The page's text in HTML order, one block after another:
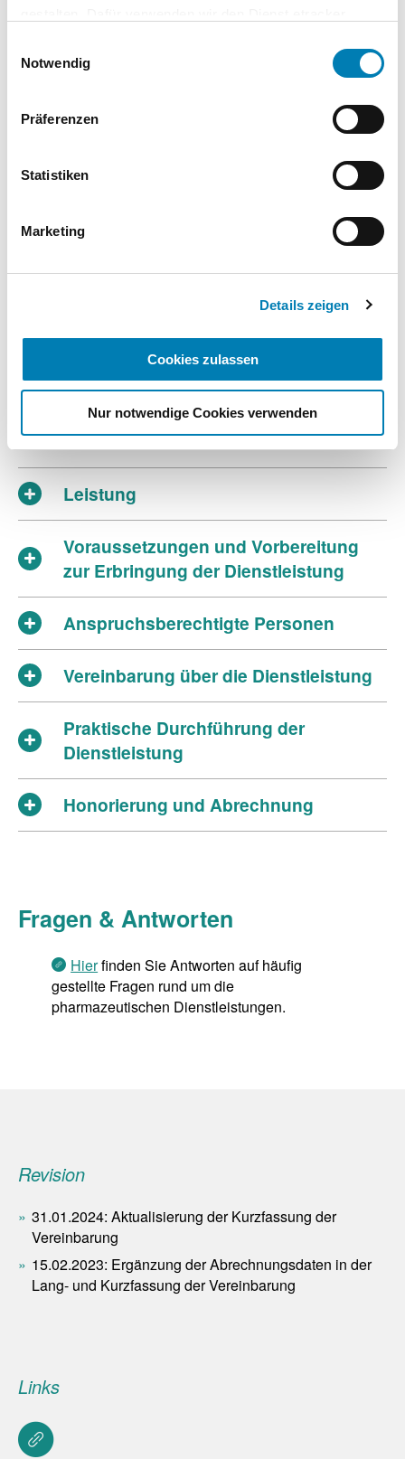
Adresse und Ihr Surfverhalten verarbeitet. Mit einem
Klick auf „Cookies zulassen“ stimmen Sie der
erforderlichen Cookies zu. Über die Schaltfläche „Nur
notwendige Cookies verwenden“ können Sie die nicht
unteren Regler Ihre persönlichen Bedürfnisse individuell
einstellen. Sie können Ihre Einwilligung jederzeit mit
Informationen finden Sie in unseren
Datenschutzhinweisen.
Notwendig
Präferenzen
Statistiken
Marketing
Details zeigen
Cookies zulassen
Nur notwendige Cookies verwenden
© Alexander/stock.adobe.com
Die Dienstleistung im
Überblick
Leistung
Voraussetzungen und Vorbereitung
zur Erbringung der Dienstleistung
Anspruchsberechtigte Personen
Vereinbarung über die Dienstleistung
Praktische Durchführung der
Dienstleistung
Honorierung und Abrechnung
Fragen & Antworten
Hierfinden Sie Antworten auf häufig
gestellte Fragen rund um die
pharmazeutischen Dienstleistungen.
Revision
31.01.2024: Aktualisierung der Kurzfassung der
Vereinbarung
15.02.2023: Ergänzung der Abrechnungsdaten in der
Lang- und Kurzfassung der Vereinbarung
Links